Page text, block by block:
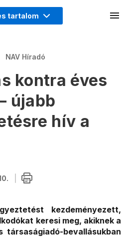
tartalom
NAV Híradó
kontra éves
újabb
hív a
kezdeményezett,
keresi meg, akiknek a
bevallásukban